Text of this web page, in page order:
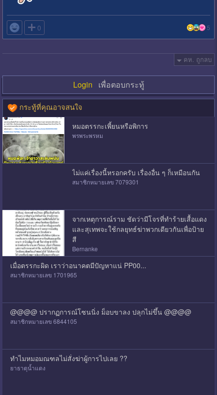
 0 5
คห. ถูกลบ
Login เพื่อตอบกระทู้
กระทู้ที่คุณอาจสนใจ
หมอตรรกะเพี้ยนหรือพิการ
พรพระพรหม
ไม่แค่เรื่องนี้หรอกครับ เรื่องอื่น ๆ ก็เหมือนกัน
สมาชิกหมายเลข 7079301
จากเหตุการณ์ราม ชัดว่ามีโจรที่ทำร้ายเสื้อแดง
และสุเทพจะใช้กลยุทธ์ฆ่าพวกเดียวกันเพื่อป้าย
สี
Bernanke
เมื่อตรรกะผิด เราว่าอนาคตมีปัญหาแน่ PP00...
สมาชิกหมายเลข 1701965
@@@@ ปรากฏการณ์โซนนิ่ง ม็อบขาลง ปลุกไม่ขึ้น @@@@
สมาชิกหมายเลข 6844105
ทำไมหมอมณฑลไม่สั่งฆ่าผู้การไปเลย ??
ยาธาตุน้ำแดง